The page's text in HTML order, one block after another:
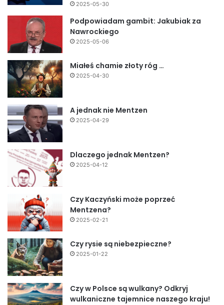
2025-05-30
Podpowiadam gambit: Jakubiak za
Nawrockiego
2025-05-06
Miałeś chamie złoty róg …
2025-04-30
A jednak nie Mentzen
2025-04-29
Dlaczego jednak Mentzen?
2025-04-12
Czy Kaczyński może poprzeć
Mentzena?
2025-02-21
Czy rysie są niebezpieczne?
2025-01-22
Czy w Polsce są wulkany? Odkryj
wulkaniczne tajemnice naszego kraju!